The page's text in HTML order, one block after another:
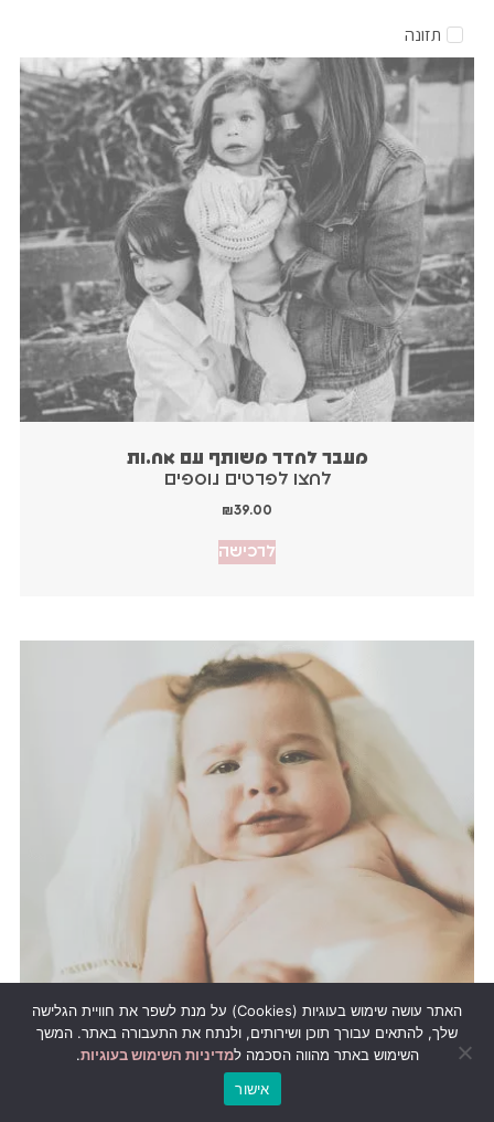
תזונה
מעבר לחדר משותף עם אח.ות
₪39.00
לרכישה
סרבנות מוצץ ובקבוקים
29.00
האתר עושה שימוש בעוגיות (Cookies) על מנת לשפר את חוויית הגלישה
שלך, להתאים עבורך תוכן ושירותים, ולנתח את התעבורה באתר. המשך
השימוש באתר מהווה הסכמה למדיניות השימוש בעוגיות.
אישור